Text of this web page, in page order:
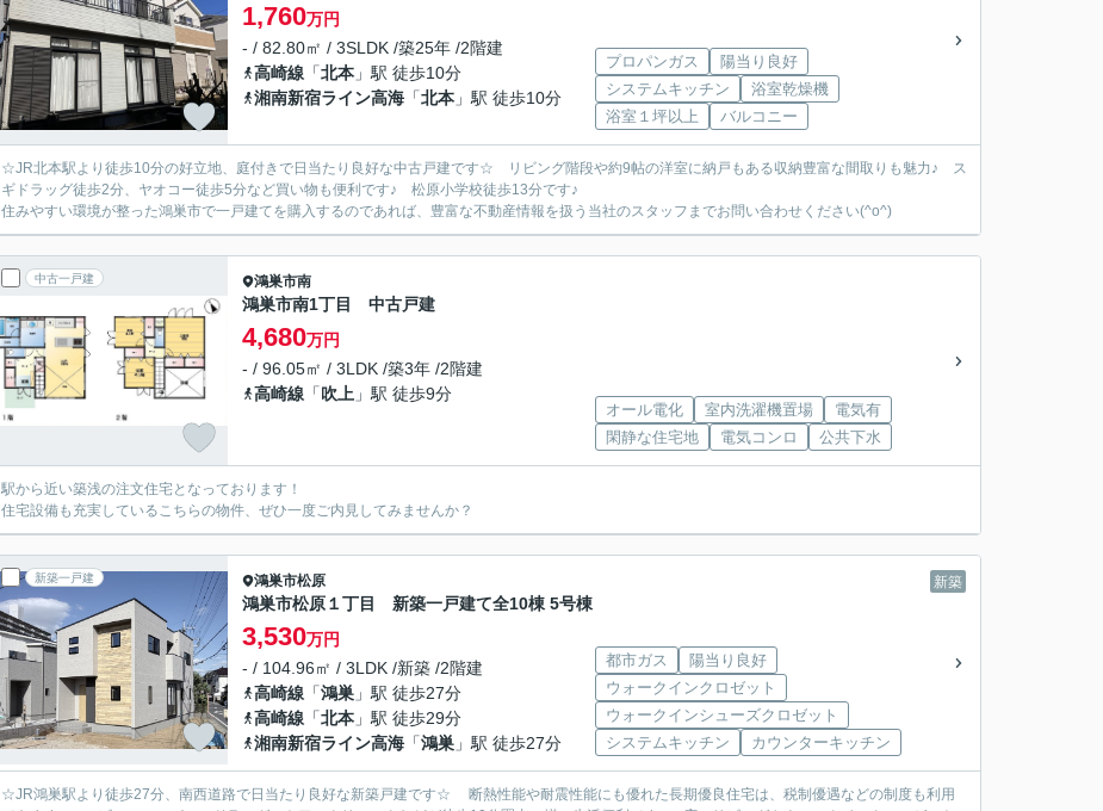
1,760万円
- / 82.80㎡ / 3SLDK /築25年 /2階建
高崎線 「北本 」駅 徒歩10分
湘南新宿ライン高海 「北本 」駅 徒歩10分
プロパンガス
陽当り良好
システムキッチン
浴室乾燥機
浴室１坪以上
バルコニー
☆JR北本駅より徒歩10分の好立地、庭付きで日当たり良好な中古戸建です☆ リビング階段や約9帖の洋室に納戸もある収納豊富な間取りも魅力♪ ス
ギドラッグ徒歩2分、ヤオコー徒歩5分など買い物も便利です♪ 松原小学校徒歩13分です♪
住みやすい環境が整った鴻巣市で一戸建てを購入するのであれば、豊富な不動産情報を扱う当社のスタッフまでお問い合わせください(^o^)
中古一戸建 鴻巣市南
鴻巣市南1丁目 中古戸建
4,680万円
- / 96.05㎡ / 3LDK /築3年 /2階建
高崎線 「吹上 」駅 徒歩9分
オール電化 室内洗濯機置場
電気有
閑静な住宅地
電気コンロ 公共下水
駅から近い築浅の注文住宅となっております！
住宅設備も充実しているこちらの物件、ぜひ一度ご内見してみませんか？
新築一戸建 新築
鴻巣市松原
鴻巣市松原１丁目 新築一戸建て全10棟 5号棟
3,530万円
- / 104.96㎡ / 3LDK /新築 /2階建
高崎線 「鴻巣 」駅 徒歩27分
高崎線 「北本 」駅 徒歩29分
湘南新宿ライン高海 「鴻巣 」駅 徒歩27分
都市ガス
陽当り良好
ウォークインクロゼット
ウォークインシューズクロゼット
システムキッチン
カウンターキッチン
☆JR鴻巣駅より徒歩27分、南西道路で日当たり良好な新築戸建です☆ 断熱性能や耐震性能にも優れた長期優良住宅は、税制優遇などの制度も利用